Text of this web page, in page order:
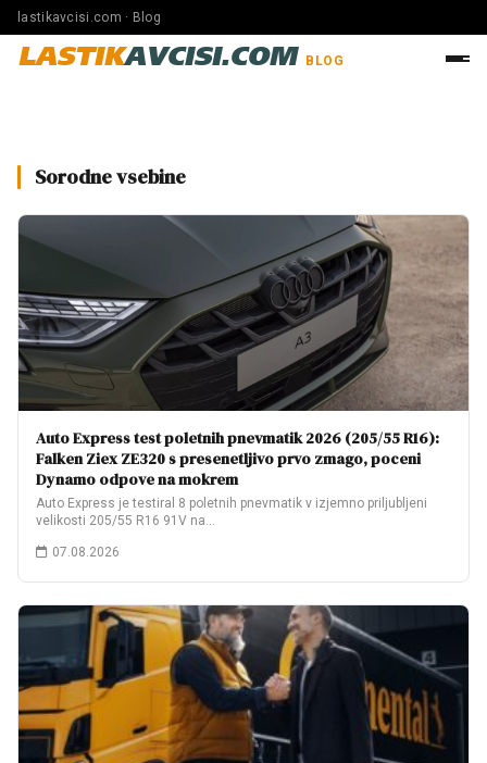
lastikavcisi.com · Blog
LASTIKAVCISI.COM BLOG
Sorodne vsebine
Auto Express test poletnih pnevmatik 2026 (205/55 R16):
Falken Ziex ZE320 s presenetljivo prvo zmago, poceni
Dynamo odpove na mokrem
Auto Express je testiral 8 poletnih pnevmatik v izjemno priljubljeni
velikosti 205/55 R16 91V na…
07.08.2026